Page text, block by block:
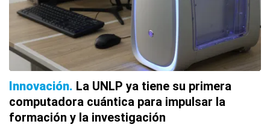
Innovación La UNLP ya tiene su primera
computadora cuántica para impulsar la
formación y la investigación